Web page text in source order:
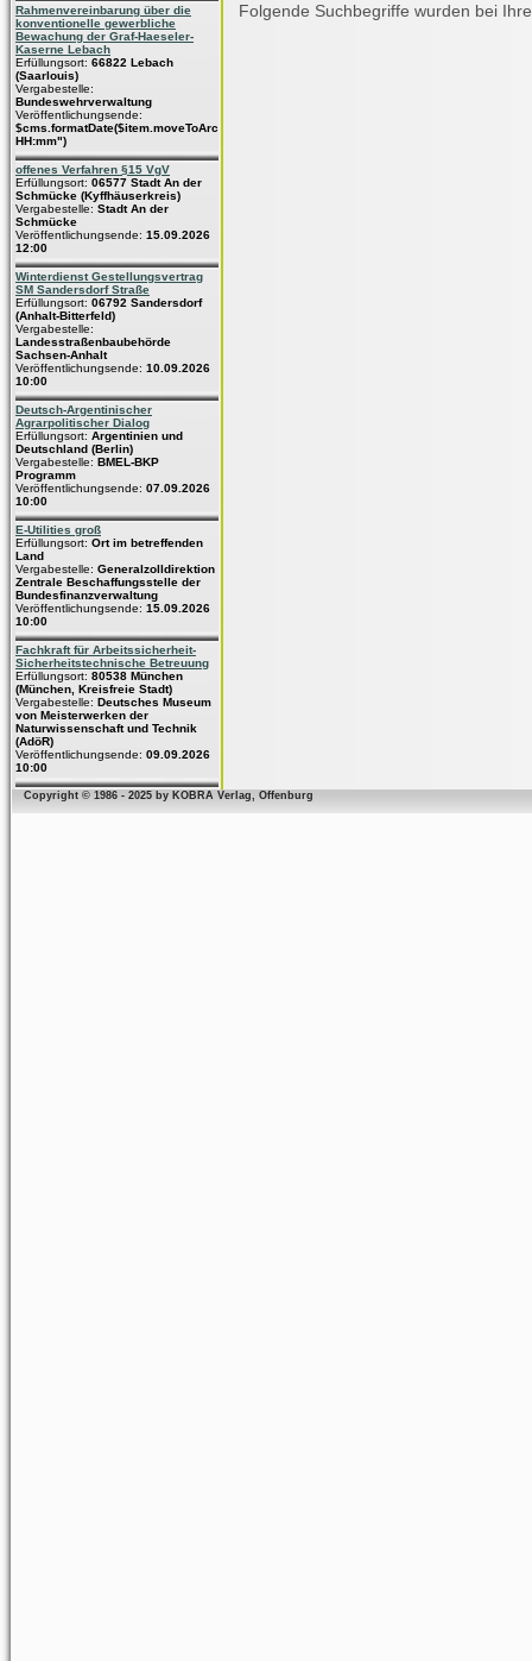
Rahmenvereinbarung über die
konventionelle gewerbliche
Bewachung der Graf-Haeseler-
Kaserne Lebach
Erfüllungsort: 66822 Lebach
(Saarlouis)
Vergabestelle:
Bundeswehrverwaltung
Veröffentlichungsende:
$cms.formatDate($item.moveToArchive,"dd.MM.yyyy
HH:mm")
offenes Verfahren §15 VgV
Erfüllungsort: 06577 Stadt An der
Schmücke (Kyffhäuserkreis)
Vergabestelle: Stadt An der
Schmücke
Veröffentlichungsende: 15.09.2026
12:00
Winterdienst Gestellungsvertrag
SM Sandersdorf Straße
Erfüllungsort: 06792 Sandersdorf
(Anhalt-Bitterfeld)
Vergabestelle:
Landesstraßenbaubehörde
Sachsen-Anhalt
Veröffentlichungsende: 10.09.2026
10:00
Deutsch-Argentinischer
Agrarpolitischer Dialog
Erfüllungsort: Argentinien und
Deutschland (Berlin)
Vergabestelle: BMEL-BKP
Programm
Veröffentlichungsende: 07.09.2026
10:00
E-Utilities groß
Erfüllungsort: Ort im betreffenden
Land
Vergabestelle: Generalzolldirektion
Zentrale Beschaffungsstelle der
Bundesfinanzverwaltung
Veröffentlichungsende: 15.09.2026
10:00
Fachkraft für Arbeitssicherheit-
Sicherheitstechnische Betreuung
Erfüllungsort: 80538 München
(München, Kreisfreie Stadt)
Vergabestelle: Deutsches Museum
von Meisterwerken der
Naturwissenschaft und Technik
(AdöR)
Veröffentlichungsende: 09.09.2026
10:00
Folgende Suchbegriffe wurden bei
Copyright © 1986 - 2025 by KOBRA Verlag, Offenburg